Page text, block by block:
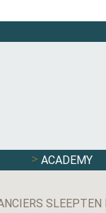
ACADEMY